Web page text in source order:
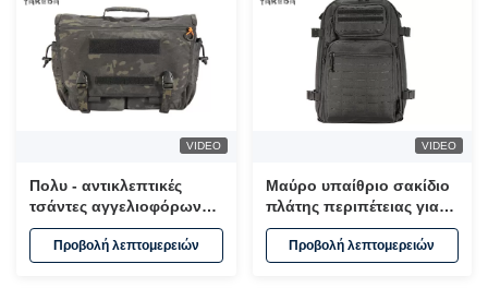
VIDEO
Πολυ - αντικλεπτικές
τσάντες αγγελιοφόρων
τσεπών, πολλών
χρήσεων τσάντα lap-top
15,6 ίντσας
Προβολή λεπτομερειών
VIDEO
Μαύρο υπαίθριο σακίδιο
πλάτης περιπέτειας για
τον ελεύθερο χρόνο που
αναρριχείται/
στρατοπέδευση
Προβολή λεπτομερειών